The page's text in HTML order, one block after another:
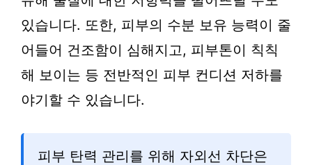
있습니다. 또한, 피부의 수분 보유 능력이 줄
어들어 건조함이 심해지고, 피부톤이 칙칙
해 보이는 등 전반적인 피부 컨디션 저하를
야기할 수 있습니다.
피부 탄력 관리를 위해 자외선 차단은